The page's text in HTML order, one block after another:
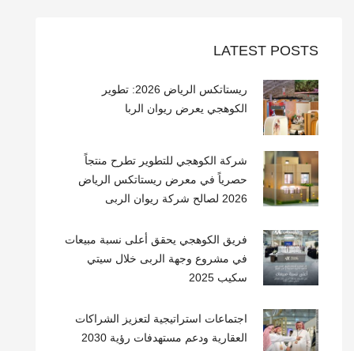
LATEST POSTS
ريستاتكس الرياض 2026: تطوير
الكوهجي يعرض ريوان الربا
شركة الكوهجي للتطوير تطرح منتجاً
حصرياً في معرض ريستاتكس الرياض
2026 لصالح شركة ريوان الربى
فريق الكوهجي يحقق أعلى نسبة مبيعات
في مشروع وجهة الربى خلال سيتي
سكيب 2025
اجتماعات استراتيجية لتعزيز الشراكات
العقارية ودعم مستهدفات رؤية 2030